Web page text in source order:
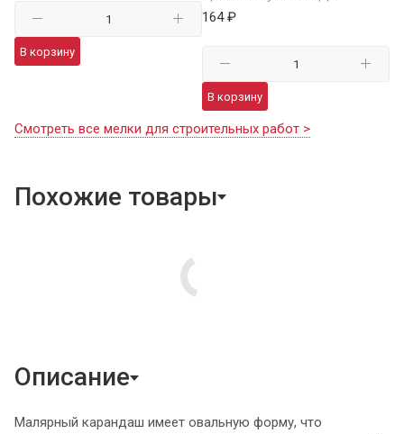
В корзину
164 ₽
В корзину
Смотреть все мелки для строительных работ >
Похожие товары
Описание
Малярный карандаш имеет овальную форму, что